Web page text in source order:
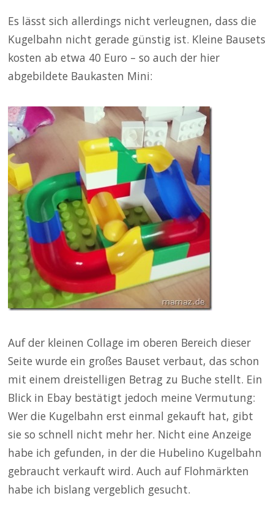
Es lässt sich allerdings nicht verleugnen, dass die
Kugelbahn nicht gerade günstig ist. Kleine Bausets
kosten ab etwa 40 Euro – so auch der hier
abgebildete Baukasten Mini:
Auf der kleinen Collage im oberen Bereich dieser
Seite wurde ein großes Bauset verbaut, das schon
mit einem dreistelligen Betrag zu Buche stellt. Ein
Blick in Ebay bestätigt jedoch meine Vermutung:
Wer die Kugelbahn erst einmal gekauft hat, gibt
sie so schnell nicht mehr her. Nicht eine Anzeige
habe ich gefunden, in der die Hubelino Kugelbahn
gebraucht verkauft wird. Auch auf Flohmärkten
habe ich bislang vergeblich gesucht.